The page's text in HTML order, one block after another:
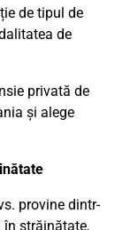
de tipul de
de
privată de
și alege
provine dintr-
în străinătate,